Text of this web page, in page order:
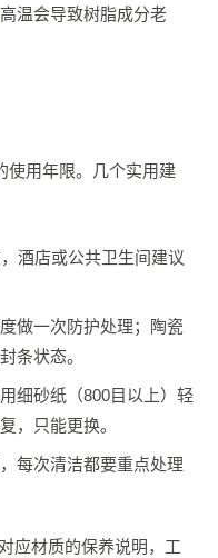
温会导致树脂成分老
使用年限。几个实用建
酒店或公共卫生间建议
做一次防护处理；陶瓷
条状态。
细砂纸（800目以上）轻
，只能更换。
每次清洁都要重点处理
应材质的保养说明，工